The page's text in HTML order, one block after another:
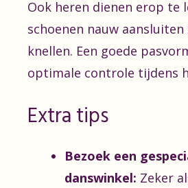
Ook heren dienen erop te
schoenen nauw
knellen. Een goede
optimale controle tijdens
Extra tips
Bezoek een
danswinkel: Zeker